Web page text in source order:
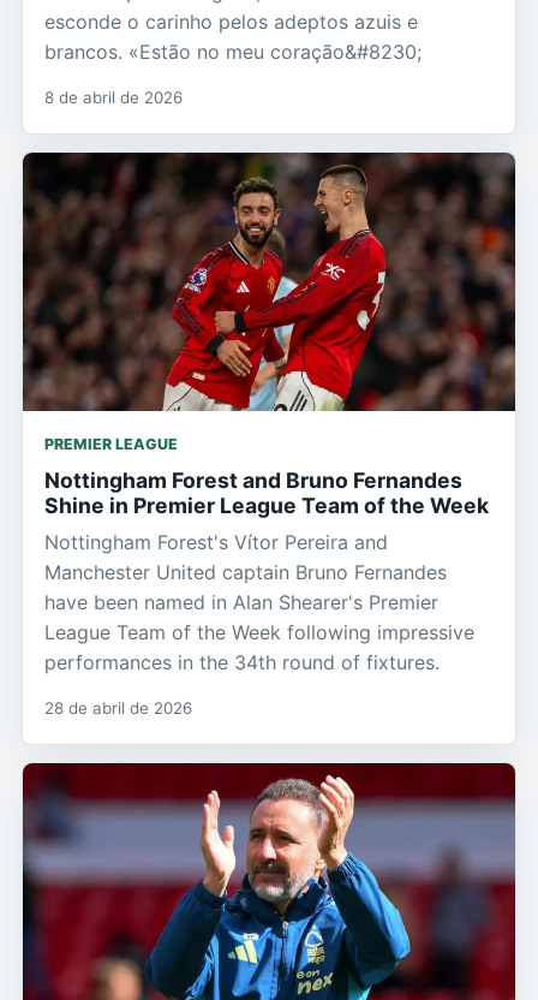
esconde o carinho pelos adeptos azuis e
brancos. «Estão no meu coração&#8230;
8 de abril de 2026
PREMIER LEAGUE
Nottingham Forest and Bruno Fernandes
Shine in Premier League Team of the Week
Nottingham Forest's Vítor Pereira and
Manchester United captain Bruno Fernandes
have been named in Alan Shearer's Premier
League Team of the Week following impressive
performances in the 34th round of fixtures.
28 de abril de 2026